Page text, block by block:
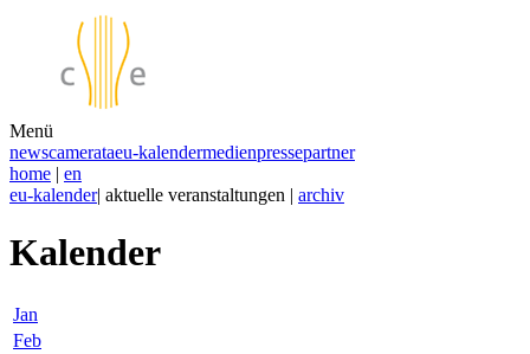
Menü
newscamerataeu-kalendermedienpressepartner
home | en
eu-kalender| aktuelle veranstaltungen | archiv
Kalender
Jan
Feb